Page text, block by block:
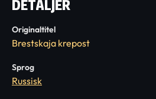
DETALJER
Originaltitel
Brestskaja krepost
Sprog
Russisk